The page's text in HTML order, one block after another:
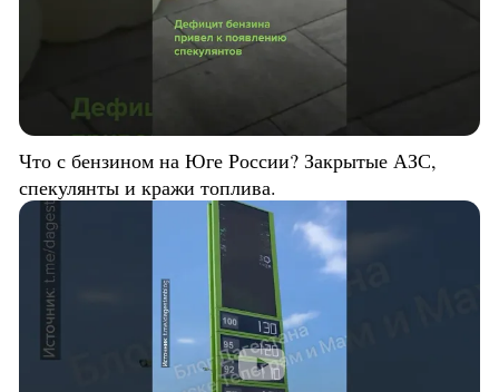
Что с бензином на Юге России? Закрытые АЗС,
спекулянты и кражи топлива.